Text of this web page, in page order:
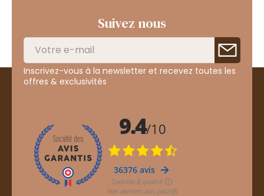
Suivez nous
Inscrivez-vous à la newsletter et recevez toutes les
offres & exclusivités